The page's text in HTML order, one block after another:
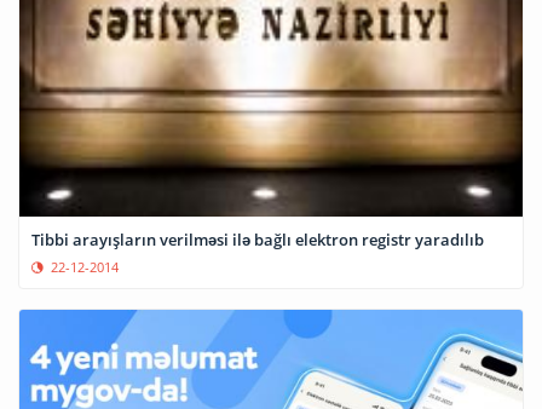
Tibbi arayışların verilməsi ilə bağlı elektron registr yaradılıb
22-12-2014